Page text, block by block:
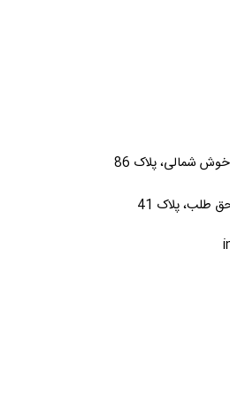
شمالی، پلاک 86